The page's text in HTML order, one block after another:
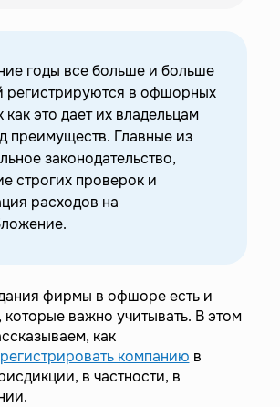
бизнеса нужен офшор в
компанию в
к регистрации компании
годы все больше и больше
регистрируются в офшорных
как это дает их владельцам
преимуществ. Главные из
законодательство,
строгих проверок и
расходов на
фирмы в офшоре есть и
важно учитывать. В этом
как
компанию в
в частности, в